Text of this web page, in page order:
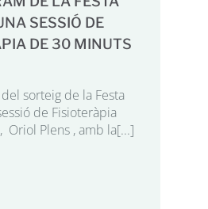
SESSIÓ DE
DE 30 MINUTS
sorteig de la Festa
de Fisioteràpia
Oriol Plens , amb la[...]